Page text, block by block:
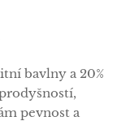
bavlny a 20%
pevnost a